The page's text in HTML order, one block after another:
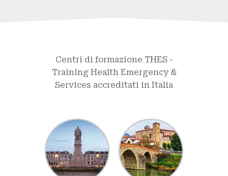
Centri di formazione THES -
Training Health Emergency &
Services accreditati in Italia